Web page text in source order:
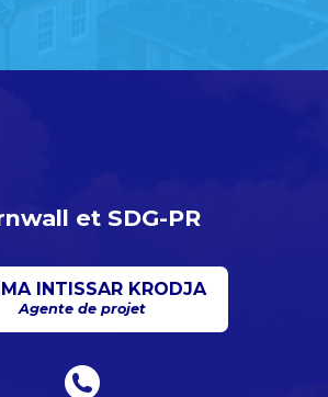
et SDG-PR
INTISSAR KRODJA
Agente de projet